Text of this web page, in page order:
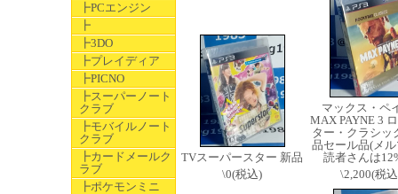
┣PCエンジン
┣
┣3DO
┣プレイディア
┣PICNO
┣スーパーノート
クラブ
┣モバイルノート
クラブ
┣カードメールク
ラブ
┣ポケモンミニ
TVスーパースター 新品
\0(税込)
マックス・ペ
MAX PAYNE 3
ター・クラシッ
品セール品(メ
読者さんは
\2,200(税